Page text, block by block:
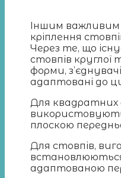
Іншим
кріплення
Через те, що
стовпів
форми,
адаптовані до
Для квадратних
плоскою
Для стовпів,
встановлюються
адаптованою